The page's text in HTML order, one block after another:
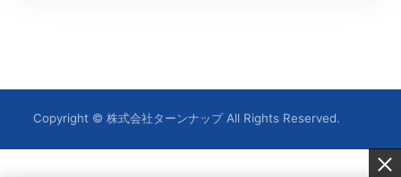
Copyright © 株式会社ターンナップ All Rights Reserved.